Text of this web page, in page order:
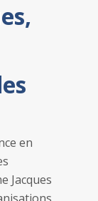
en
Jacques